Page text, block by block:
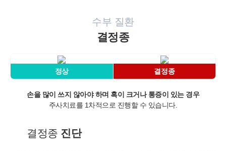
수부 질환
결정종
정상 결정종
손을 많이 쓰지 않아야 하며 혹이 크거나 통증이 있는 경우
주사치료를 1차적으로 진행할 수 있습니다.
결정종 진단
연세바로척병원에서는 고객의 개인정보를 매우 소중하게 생각하며
정보주체의 권익을 보호하기 위하여 적법하고 적정하게 취급할 것입
니다. 전기통신기본법, 전기통신사업법, 개인정보 보호법 및 동법 시
행령 등 관련 법이 정하는 대로 준수하고 있습니다. 연세바로척병원
은 제공하신 개인정보가 어떠한 용도와 방식으로 이용되고 있으며
공을 위해 아래와 같은 개인정보를 수집하고 있습니다.
[회원가입 시 수집항목]